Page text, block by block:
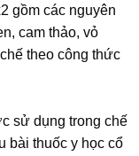
gồm các nguyên
cam thảo, vỏ
theo công thức
sử dụng trong chế
bài thuốc y học cổ